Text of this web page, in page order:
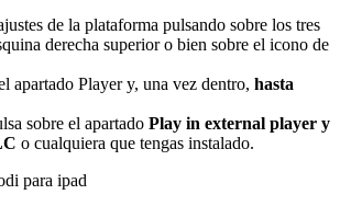
de la plataforma pulsando sobre los tres
derecha superior o bien sobre el icono de
apartado Player y, una vez dentro, hasta
sobre el apartado Play in external player y
o cualquiera que tengas instalado.